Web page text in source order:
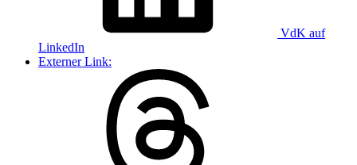
VdK auf
LinkedIn
Externer Link: